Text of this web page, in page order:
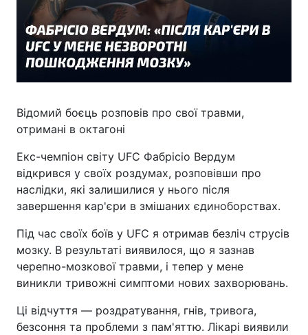
Відомий боєць розповів про свої травми,
отримані в октагоні
Екс-чемпіон світу UFC Фабрісіо Вердум
відкрився у своїх роздумах, розповівши про
наслідки, які залишилися у нього після
завершення кар'єри в змішаних єдиноборствах.
Під час своїх боїв у UFC я отримав безліч струсів
мозку. В результаті виявилося, що я зазнав
черепно-мозкової травми, і тепер у мене
виникли тривожні симптоми нових захворювань.
Ці відчуття — роздратування, гнів, тривога,
безсоння та проблеми з пам'яттю. Лікарі виявили